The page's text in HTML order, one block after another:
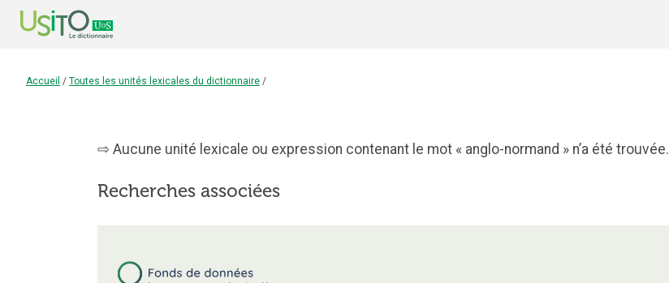
Accueil / Toutes les unités lexicales du dictionnaire /
Aucune unité lexicale ou expression contenant le mot « anglo-normand » n’a été trouvée.
Recherches associées